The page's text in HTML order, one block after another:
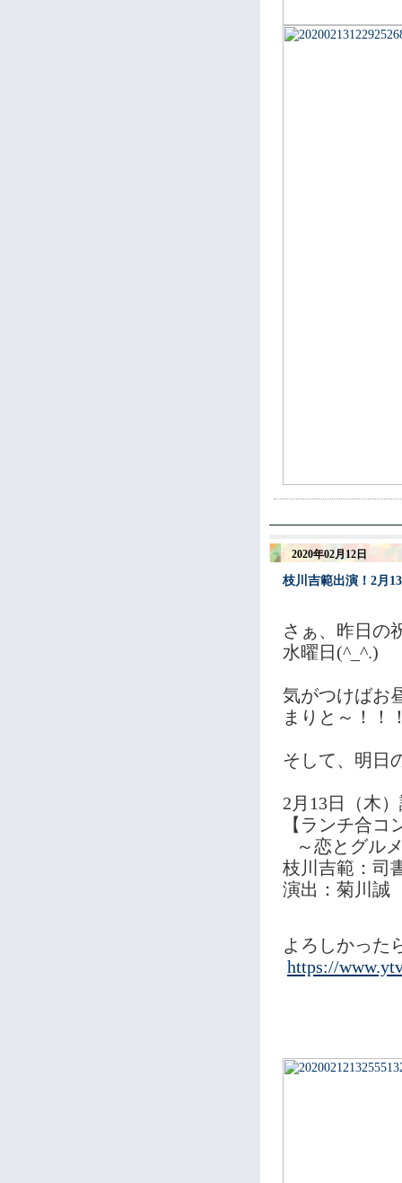
2020年02月12日
枝川吉範出演！2月
さぁ、昨日の
水曜日(^_^.)
気がつけばお
まりと～！！
そして、明日
2月13日（木
【ランチ合コ
～恋とグル
枝川吉範：司
演出：菊川誠
よろしかった
https://